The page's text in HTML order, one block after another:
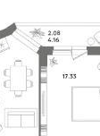
Объект